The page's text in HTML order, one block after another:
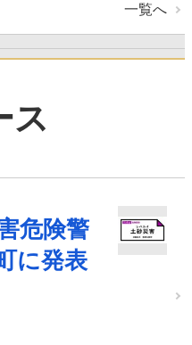
一覧へ
ス
危険警
に発表